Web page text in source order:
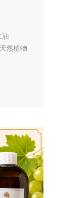
油
然植物